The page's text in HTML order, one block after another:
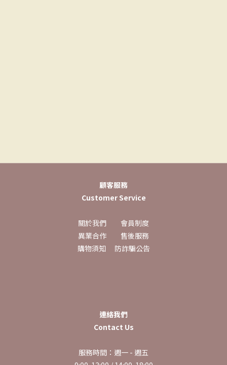
顧客服務
Customer Service
關於我們
會員制度
異業合作
售後服務
購物須知
防詐騙公告
連絡我們
Contact Us
服務時間：週一 - 週五